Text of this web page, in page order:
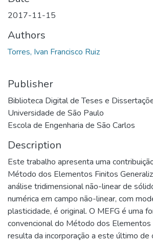
2017-11-15
Authors
Torres, Ivan Francisco Ruiz
Publisher
Biblioteca Digital de Teses e
Universidade de São Paulo
Escola de Engenharia de São Carlos
Description
Este trabalho apresenta uma
Método dos Elementos Finitos
análise tridimensional não-linear de
numérica em campo não-linear, com
plasticidade, é original. O MEFG é uma
convencional do Método dos Elementos
resulta da incorporação a este último de